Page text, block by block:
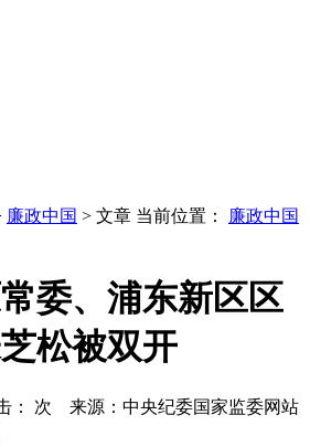
廉政中国 > 文章 当前位置：
廉政中国
委、浦东新区区
松被双开
： 次 来源：中央纪委国家监委网站